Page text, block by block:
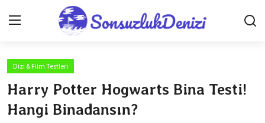
Anasayfa
Gizlilik Sözleşmesi
Dizi & Film Testleri
Harry Potter Hogwarts Bina Testi!
Hangi Binadansın?